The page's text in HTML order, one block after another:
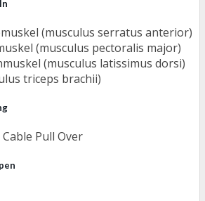
(musculus serratus anterior)
(musculus pectoralis major)
(musculus latissimus dorsi)
triceps brachii)
Pull Over